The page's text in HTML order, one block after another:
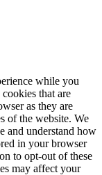
while you
that are
as they are
of the website. We
and understand how
in your browser
to opt-out of these
may affect your